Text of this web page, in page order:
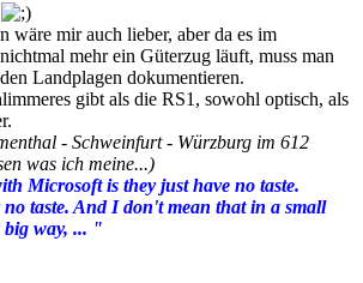
wäre mir auch lieber, aber da es im
mehr ein Güterzug läuft, muss man
Landplagen dokumentieren.
gibt als die RS1, sowohl optisch, als
- Schweinfurt - Würzburg im 612
was ich meine...)
Microsoft is they just have no taste.
no taste. And I don't mean that in a small
big way, ... "